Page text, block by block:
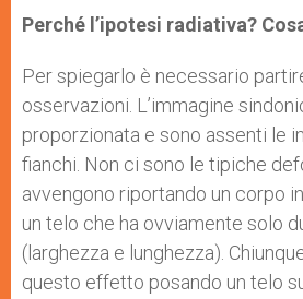
Perché l’ipotesi radiativa?
Per spiegarlo è necessario
osservazioni. L’immagine
proporzionata e sono assenti le
fianchi. Non ci sono le tipiche
avvengono riportando un corpo
un telo che ha ovviamente solo
(larghezza e lunghezza).
questo effetto posando un telo